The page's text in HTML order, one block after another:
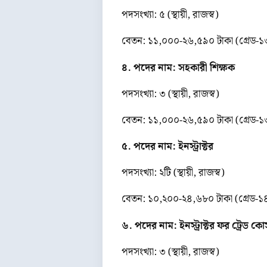
পদসংখ্যা: ৫ (স্থায়ী, রাজস্ব)
বেতন: ১১,০০০-২৬,৫৯০ টাকা (গ্রেড-
৪. পদের নাম: সহকারী শিক্ষক
পদসংখ্যা: ৩ (স্থায়ী, রাজস্ব)
বেতন: ১১,০০০-২৬,৫৯০ টাকা (গ্রেড-
৫. পদের নাম: ইনস্ট্রাক্টর
পদসংখ্যা: ২টি (স্থায়ী, রাজস্ব)
বেতন: ১০,২০০-২৪,৬৮০ টাকা (গ্রেড-
৬. পদের নাম: ইনস্ট্রাক্টর ফর ট্রেড
পদসংখ্যা: ৩ (স্থায়ী, রাজস্ব)